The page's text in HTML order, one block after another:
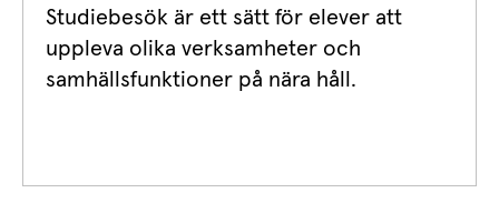
Studiebesök är ett sätt för elever att
uppleva olika verksamheter och
samhällsfunktioner på nära håll.